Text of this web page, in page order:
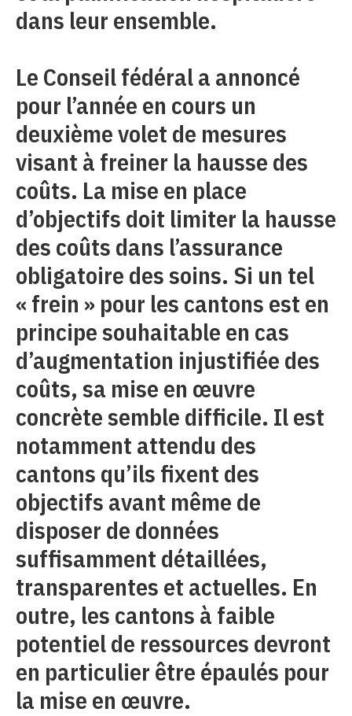
dans leur ensemble.
Le Conseil fédéral a annoncé
pour l’année en cours un
deuxième volet de mesures
visant à freiner la hausse des
coûts. La mise en place
d’objectifs doit limiter la hausse
des coûts dans l’assurance
obligatoire des soins. Si un tel
« frein » pour les cantons est en
principe souhaitable en cas
d’augmentation injustifiée des
coûts, sa mise en œuvre
concrète semble difficile. Il est
notamment attendu des
cantons qu’ils fixent des
objectifs avant même de
disposer de données
suffisamment détaillées,
transparentes et actuelles. En
outre, les cantons à faible
potentiel de ressources devront
en particulier être épaulés pour
la mise en œuvre.